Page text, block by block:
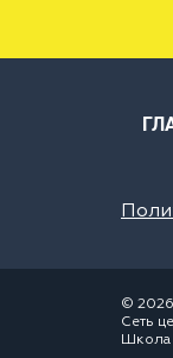
©
Сеть
Школа